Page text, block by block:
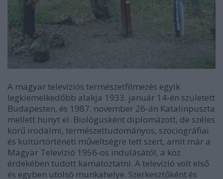
A magyar televíziós természetfilmezés egyik
legkiemelkedőbb alakja 1933. január 14-én született
Budapesten, és 1987. november 26-án Katalinpuszta
mellett hunyt el. Biológusként diplomázott, de széles
körű irodalmi, természettudományos, szociográfiai
és kultúrtörténeti műveltségre tett szert, amit már a
Magyar Televízió 1956-os indulásától, a köz
érdekében tudott kamatoztatni. A televízió volt első
és egyben utolsó munkahelye. Szerkesztőként és